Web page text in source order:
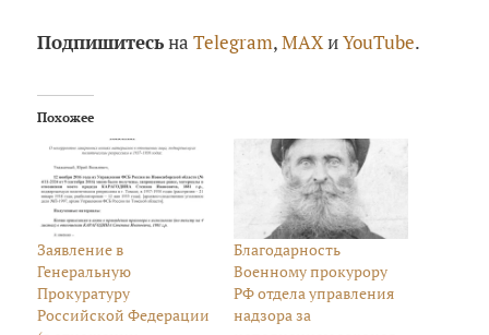
ПодпишитесьнаTelegram,MAXиYouTube.
Похожее
Заявление в
Генеральную
Прокуратуру
Российской Федерации
Благодарность
Военному прокурору
РФ отдела управления
надзора за